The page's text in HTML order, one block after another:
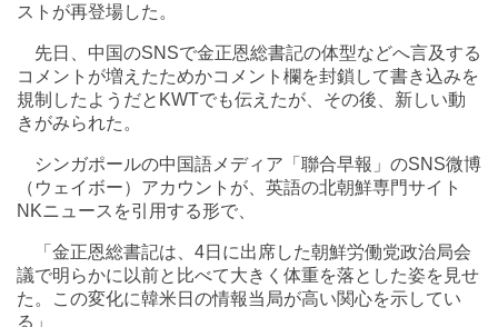
ストが再登場した。
先日、中国のSNSで金正恩総書記の体型などへ言及する
コメントが増えたためかコメント欄を封鎖して書き込みを
規制したようだとKWTでも伝えたが、その後、新しい動
きがみられた。
シンガポールの中国語メディア「聯合早報」のSNS微博
（ウェイボー）アカウントが、英語の北朝鮮専門サイト
NKニュースを引用する形で、
「金正恩総書記は、4日に出席した朝鮮労働党政治局会
議で明らかに以前と比べて大きく体重を落とした姿を見せ
た。この変化に韓米日の情報当局が高い関心を示してい
る」